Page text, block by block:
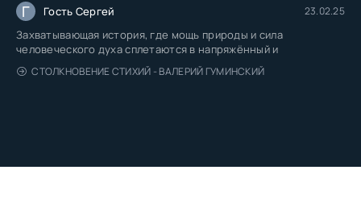
Г Гость Сергей 23.02.25
Захватывающая история, где мощь природы и сила
человеческого духа сплетаются в напряжённый и
СТОЛКНОВЕНИЕ СТИХИЙ - ВАЛЕРИЙ ГУМИНСКИЙ